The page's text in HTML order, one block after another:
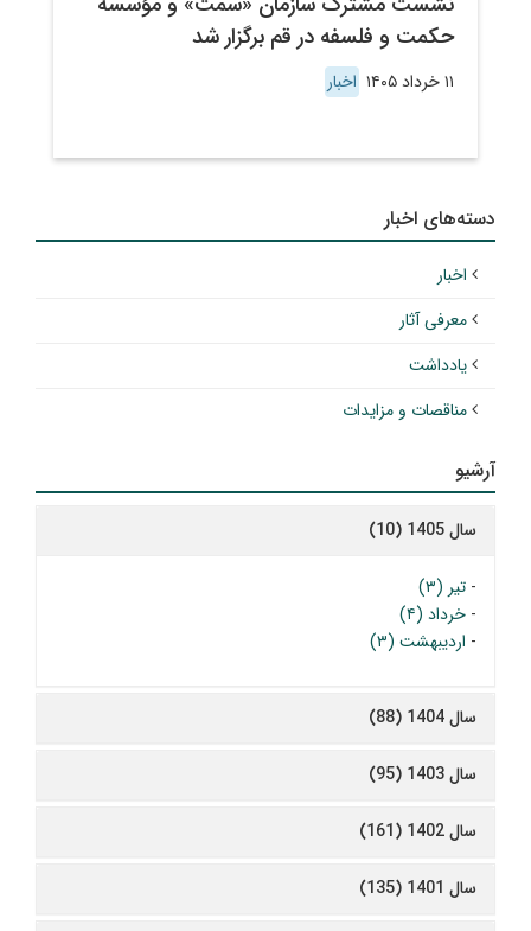
حکمت و فلسفه در قم برگزار شد
۱۱ خرداد ۱۴۰۵ اخبار
دسته‌های اخبار
اخبار
معرفی آثار
یادداشت
مناقصات و مزایدات
آرشیو
سال 1405 (10)
- تیر (۳)
- خرداد (۴)
- اردیبهشت (۳)
سال 1404 (88)
سال 1403 (95)
سال 1402 (161)
سال 1401 (135)